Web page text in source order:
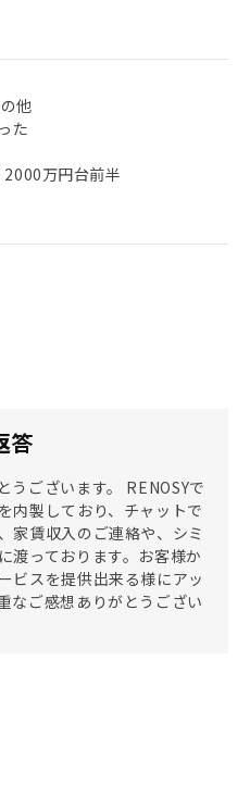
他
た
万円台前半
答
うございます。 RENOSYで
内製しており、チャットで
家賃収入のご連絡や、シミ
渡っております。お客様か
ビスを提供出来る様にアッ
なご感想ありがとうござい